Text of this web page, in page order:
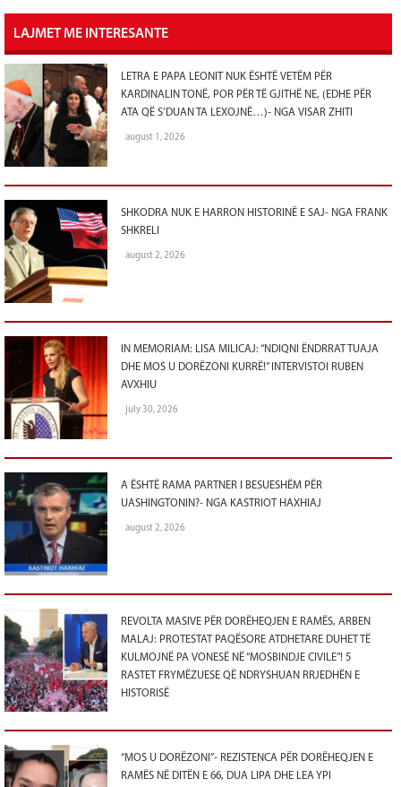
LAJMET ME INTERESANTE
LETRA E PAPA LEONIT NUK ËSHTË VETËM PËR
KARDINALIN TONË, POR PËR TË GJITHË NE, (EDHE PËR
ATA QË S’DUAN TA LEXOJNË…)- NGA VISAR ZHITI
august 1, 2026
SHKODRA NUK E HARRON HISTORINË E SAJ- NGA FRANK
SHKRELI
august 2, 2026
IN MEMORIAM: LISA MILICAJ: “NDIQNI ËNDRRAT TUAJA
DHE MOS U DORËZONI KURRË!” INTERVISTOI RUBEN
AVXHIU
july 30, 2026
A ËSHTË RAMA PARTNER I BESUESHËM PËR
UASHINGTONIN?- NGA KASTRIOT HAXHIAJ
august 2, 2026
REVOLTA MASIVE PËR DORËHEQJEN E RAMËS, ARBEN
MALAJ: PROTESTAT PAQËSORE ATDHETARE DUHET TË
KULMOJNË PA VONESË NË “MOSBINDJE CIVILE”! 5
RASTET FRYMËZUESE QË NDRYSHUAN RRJEDHËN E
HISTORISË
“MOS U DORËZONI”- REZISTENCA PËR DORËHEQJEN E
RAMËS NË DITËN E 66, DUA LIPA DHE LEA YPI